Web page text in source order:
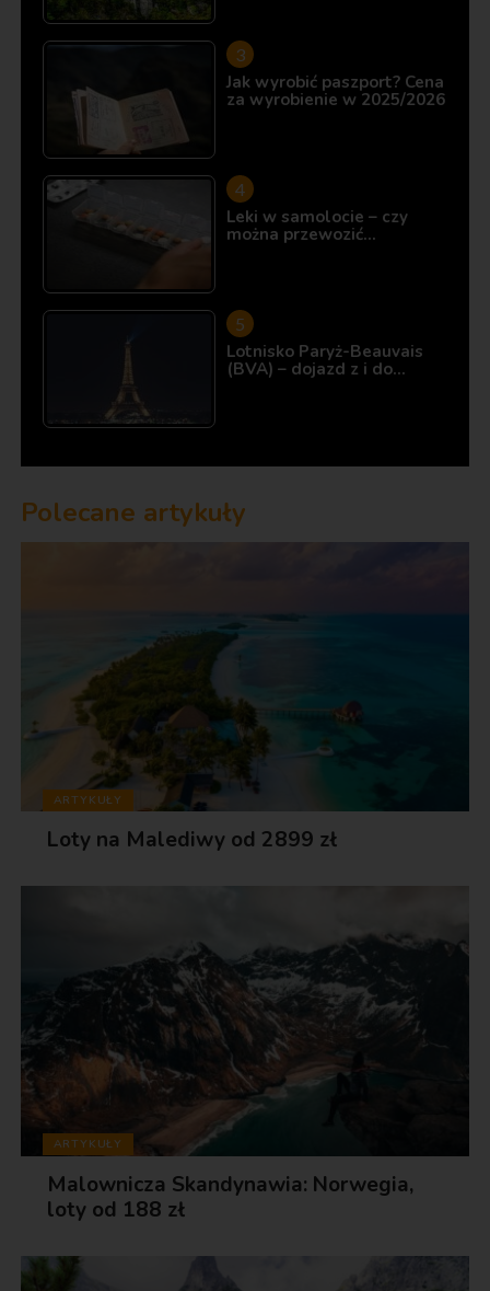
Jak wyrobić paszport? Cena
za wyrobienie w 2025/2026
Leki w samolocie – czy
można przewozić…
Lotnisko Paryż-Beauvais
(BVA) – dojazd z i do…
Polecane artykuły
ARTYKUŁY
Loty na Malediwy od 2899 zł
ARTYKUŁY
Malownicza Skandynawia: Norwegia,
loty od 188 zł